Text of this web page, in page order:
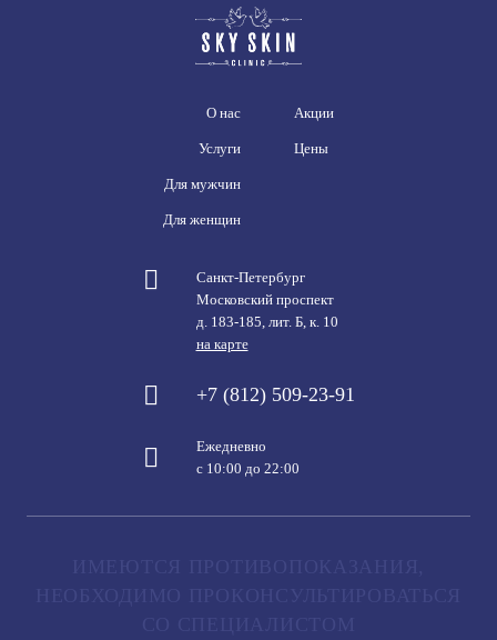
О нас
Услуги
Для мужчин
Для женщин
Акции
Цены
Санкт-Петербург
Московский проспект
д. 183-185, лит. Б, к. 10
на карте
+7 (812) 509-23-91
Ежедневно
с 10:00 до 22:00